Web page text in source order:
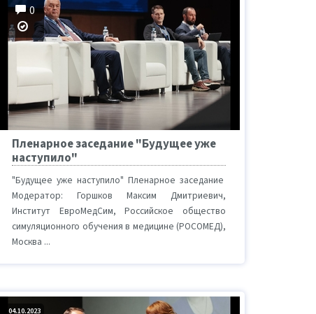
0
Пленарное заседание "Будущее уже
наступило"
"Будущее уже наступило" Пленарное заседание
Модератор: Горшков Максим Дмитриевич,
Институт ЕвроМедСим, Российское общество
симуляционного обучения в медицине (РОСОМЕД),
Москва ...
04.10.2023